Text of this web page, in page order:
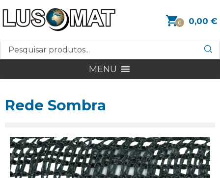
0 0,00 €
MENU
Rede Sombra